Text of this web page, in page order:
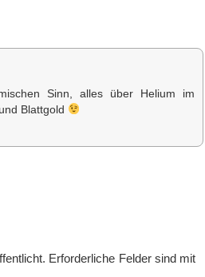
Sinn, alles über Helium im
Blattgold
Erforderliche Felder sind mit